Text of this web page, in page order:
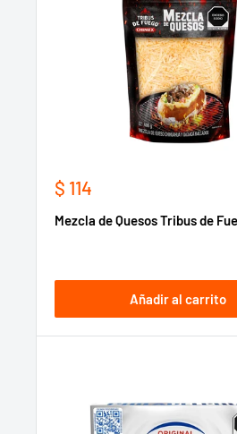
Precio
venta
$ 114
Mezcla de Quesos Tribus de
Añadir al carrito